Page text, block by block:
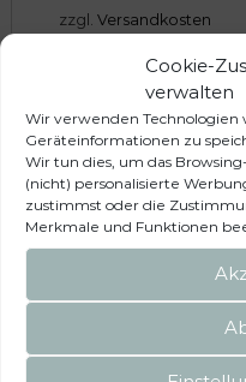
Cookie-
verwalten
Wir verwenden Technologien
Geräteinformationen zu
Wir tun dies, um das
(nicht) personalisierte
zustimmst oder die
Merkmale und Funktionen
zzgl. Versandkosten
In den Warenkorb